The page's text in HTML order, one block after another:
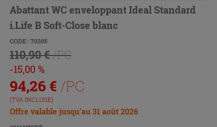
Abattant WC enveloppant Ideal Standard
i.Life B Soft-Close blanc
CODE : 70305
110,90 €/PC
-15,00 %
94,26 € /PC
(TVA INCLUSE)
Offre valable jusqu’au 31 août 2026